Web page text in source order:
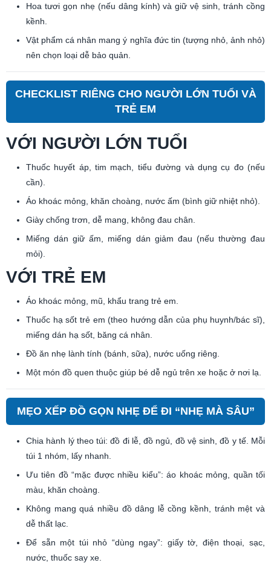
Hoa tươi gọn nhẹ (nếu dâng kính) và giữ vệ sinh, tránh cồng
kềnh.
Vật phẩm cá nhân mang ý nghĩa đức tin (tượng nhỏ, ảnh nhỏ)
nên chọn loại dễ bảo quản.
CHECKLIST RIÊNG CHO NGƯỜI LỚN TUỔI VÀ
TRẺ EM
VỚI NGƯỜI LỚN TUỔI
Thuốc huyết áp, tim mạch, tiểu đường và dụng cụ đo (nếu
cần).
Áo khoác mỏng, khăn choàng, nước ấm (bình giữ nhiệt nhỏ).
Giày chống trơn, dễ mang, không đau chân.
Miếng dán giữ ấm, miếng dán giảm đau (nếu thường đau
mỏi).
VỚI TRẺ EM
Áo khoác mỏng, mũ, khẩu trang trẻ em.
Thuốc hạ sốt trẻ em (theo hướng dẫn của phụ huynh/bác sĩ),
miếng dán hạ sốt, băng cá nhân.
Đồ ăn nhẹ lành tính (bánh, sữa), nước uống riêng.
Một món đồ quen thuộc giúp bé dễ ngủ trên xe hoặc ở nơi lạ.
MẸO XẾP ĐỒ GỌN NHẸ ĐỂ ĐI “NHẸ MÀ SÂU”
Chia hành lý theo túi: đồ đi lễ, đồ ngủ, đồ vệ sinh, đồ y tế. Mỗi
túi 1 nhóm, lấy nhanh.
Ưu tiên đồ “mặc được nhiều kiểu”: áo khoác mỏng, quần tối
màu, khăn choàng.
Không mang quá nhiều đồ dâng lễ cồng kềnh, tránh mệt và
dễ thất lạc.
Để sẵn một túi nhỏ “dùng ngay”: giấy tờ, điện thoại, sạc,
nước, thuốc say xe.